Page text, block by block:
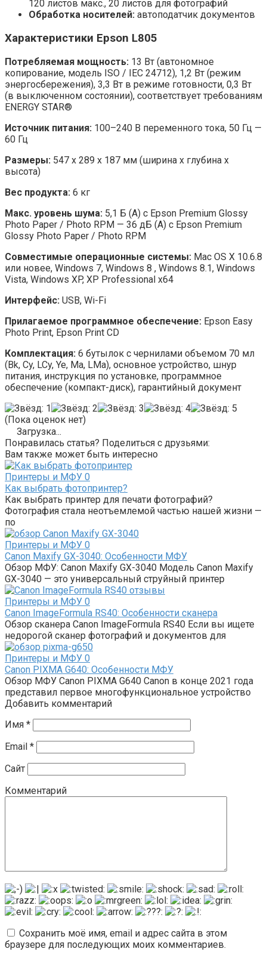
120 листов макс., 20 листов для фотографий
Обработка носителей: автоподатчик документов
Характеристики Epson L805
Потребляемая мощность: 13 Вт (автономное
копирование, модель ISO / IEC 24712), 1,2 Вт (режим
энергосбережения), 3,3 Вт в режиме готовности, 0,3 Вт
(в выключенном состоянии), соответствует требованиям
ENERGY STAR®
Источник питания: 100–240 В переменного тока, 50 Гц —
60 Гц
Размеры: 547 x 289 x 187 мм (ширина x глубина x
высота)
Вес продукта: 6 кг
Макс. уровень шума: 5,1 Б (A) с Epson Premium Glossy
Photo Paper / Photo RPM — 36 дБ (A) с Epson Premium
Glossy Photo Paper / Photo RPM
Совместимые операционные системы: Mac OS X 10.6.8
или новее, Windows 7, Windows 8 , Windows 8.1, Windows
Vista, Windows XP, XP Professional x64
Интерфейс: USB, Wi-Fi
Прилагаемое программное обеспечение: Epson Easy
Photo Print, Epson Print CD
Комплектация: 6 бутылок с чернилами объемом 70 мл
(Bk, Cy, LCy, Ye, Ma, LMa), основное устройство, шнур
питания, инструкция по установке, программное
обеспечение (компакт-диск), гарантийный документ
(Пока оценок нет)
Загрузка...
Понравилась статья? Поделиться с друзьями:
Вам также может быть интересно
Принтеры и МФУ 0
Как выбрать фотопринтер?
Как выбрать принтер для печати фотографий?
Фотография стала неотъемлемой частью нашей жизни —
по
Принтеры и МФУ 0
Canon Maxify GX-3040: Особенности МФУ
Обзор МФУ: Canon Maxify GX-3040 Модель Canon Maxify
GX-3040 — это универсальный струйный принтер
Принтеры и МФУ 0
Canon ImageFormula RS40: Особенности сканера
Обзор сканера Canon ImageFormula RS40 Если вы ищете
недорогой сканер фотографий и документов для
Принтеры и МФУ 0
Canon PIXMA G640: Особенности МФУ
Обзор МФУ Canon PIXMA G640 Canon в конце 2021 года
представил первое многофункциональное устройство
Добавить комментарий
Имя *
Email *
Сайт
Комментарий
Сохранить моё имя, email и адрес сайта в этом
браузере для последующих моих комментариев.